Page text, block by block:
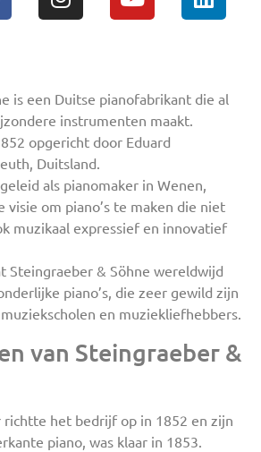
is een Duitse pianofabrikant die al
instrumenten maakt.
opgericht door Eduard
Duitsland.
als pianomaker in Wenen,
visie om piano’s te maken die niet
muzikaal expressief en innovatief
Steingraeber & Söhne wereldwijd
piano’s, die zeer gewild zijn
en muziekliefhebbers.
van Steingraeber &
richtte het bedrijf op in 1852 en zijn
piano, was klaar in 1853.